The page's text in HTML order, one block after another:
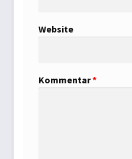
Widerrufsbelehrung
Zelte und Camping
Website
Kommentar*